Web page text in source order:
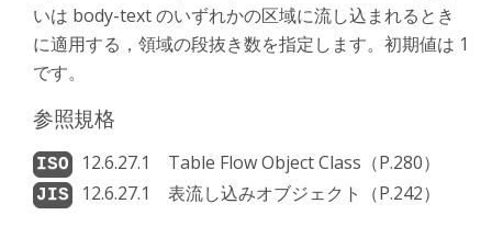
いは body-text のいずれかの区域に流し込まれるとき
に適用する，領域の段抜き数を指定します。初期値は 1
です。
参照規格
12.6.27.1 Table Flow Object Class（P.280）
12.6.27.1 表流し込みオブジェクト（P.242）